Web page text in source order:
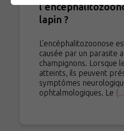
lapin ?
L’encéphalitozoonose
causée par un parasite
champignons. Lorsque
atteints, ils peuvent
symptômes
ophtalmologiques. Le